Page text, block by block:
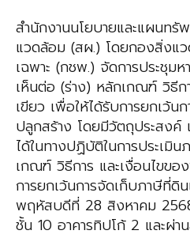
สำนักงานนโยบายและแผนทรั
แวดล้อม (สผ.) โดยกองสิ่งแ
เฉพาะ (กชพ.) จัดการประชุม
เห็นต่อ (ร่าง) หลักเกณฑ์ วิธี
เขียว เพื่อให้ได้รับการยกเว้น
ปลูกสร้าง โดยมีวัตถุประสงค์
ได้ในทางปฏิบัติในการประเมิ
เกณฑ์ วิธีการ และเงื่อนไขขอ
การยกเว้นการจัดเก็บภาษีที่ดิ
พฤหัสบดีที่ 28 สิงหาคม
ชั้น 10 อาคารทิปโก้ 2 และผ่า